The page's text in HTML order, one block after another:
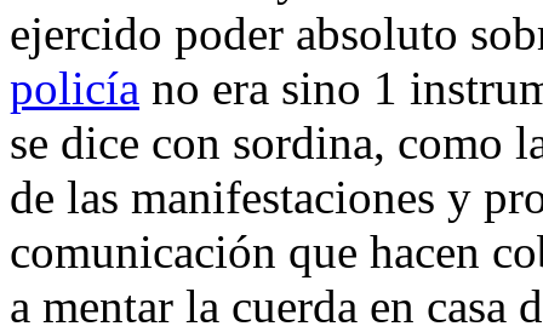
ejercido poder absoluto
policía no era sino 1
se dice con sordina, como
de las manifestaciones y
comunicación que hacen
a mentar la cuerda en